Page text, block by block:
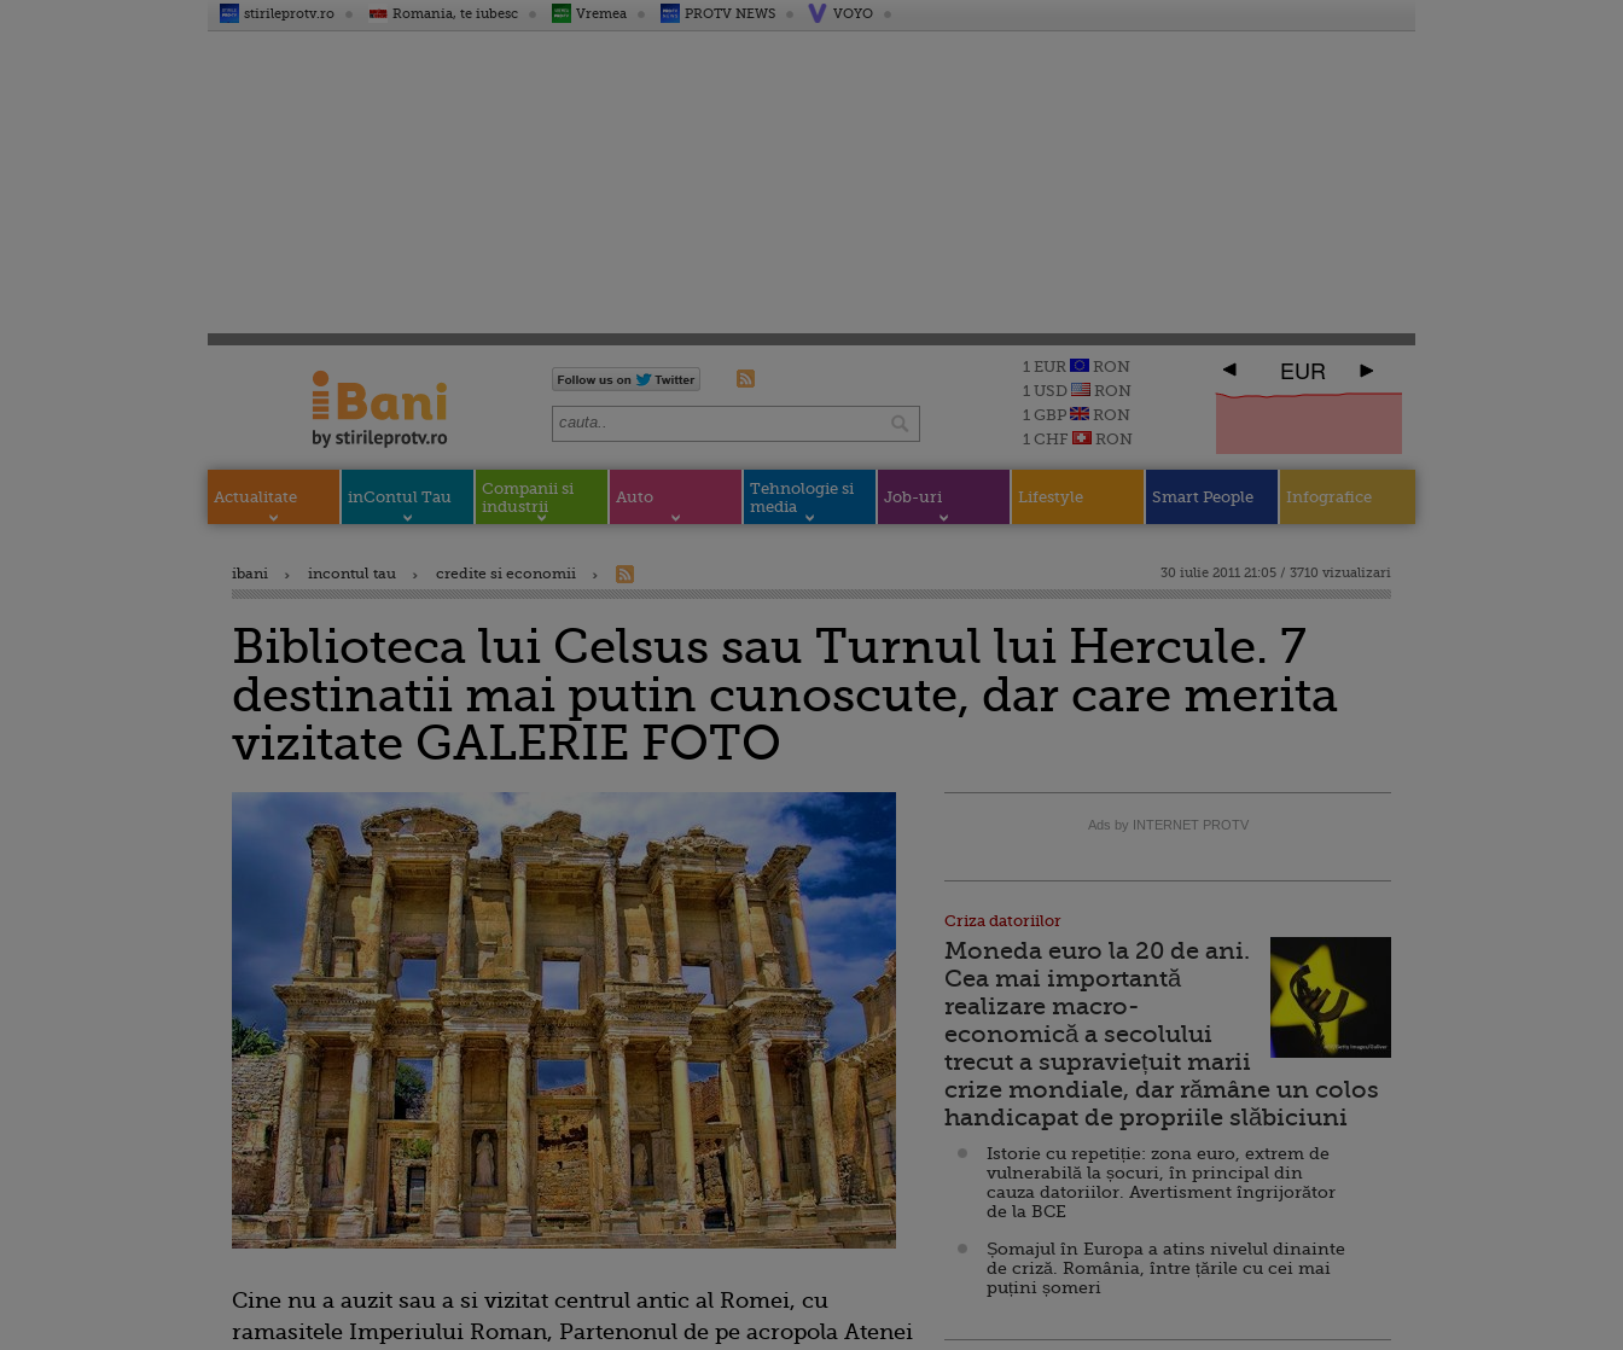
stirileprotv.ro Romania, te iubesc Vremea PROTV NEWS VOYO
1 EUR
RON
1 USD
RON
1 GBP
RON
1 CHF
RON
EUR
Actualitate inContul Tau
Companii si
industrii
Auto
Tehnologie si
media
Job-uri Lifestyle Smart People Infografice
ibani incontul tau credite si economii 30 iulie 2011 21:05 / 3710 vizualizari
Biblioteca lui Celsus sau Turnul lui Hercule. 7
destinatii mai putin cunoscute, dar care merita
vizitate GALERIE FOTO
Cine nu a auzit sau a si vizitat centrul antic al Romei, cu
ramasitele Imperiului Roman, Partenonul de pe acropola Atenei
Ads by INTERNET PROTV
Criza datoriilor
Moneda euro la 20 de ani.
Cea mai importantă
realizare macro-
economică a secolului
trecut a supraviețuit marii
crize mondiale, dar rămâne un colos
handicapat de propriile slăbiciuni
Istorie cu repetiție: zona euro, extrem de
vulnerabilă la șocuri, în principal din
cauza datoriilor. Avertisment îngrijorător
de la BCE
Șomajul în Europa a atins nivelul dinainte
de criză. România, între țările cu cei mai
puțini șomeri